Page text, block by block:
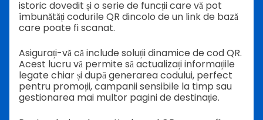
istoric dovedit și o serie de funcții care vă pot
îmbunătăți codurile QR dincolo de un link de bază
care poate fi scanat.
Asigurați-vă că include soluții dinamice de cod QR.
Acest lucru vă permite să actualizați informațiile
legate chiar și după generarea codului, perfect
pentru promoții, campanii sensibile la timp sau
gestionarea mai multor pagini de destinație.